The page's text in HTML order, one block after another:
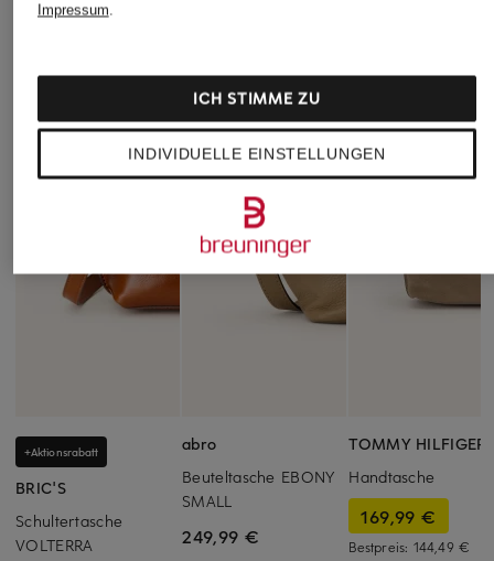
+Aktionsrabatt
BRIC'S
Schultertasche
VOLTERRA
abro
Beuteltasche EBONY
SMALL
249,99 €
TOMMY HILFIGER
Handtasche
169,99 €
Bestpreis: 144,49 €
Impressum.
INDIVIDUELLE EINSTELLUNGEN
ICH STIMME ZU